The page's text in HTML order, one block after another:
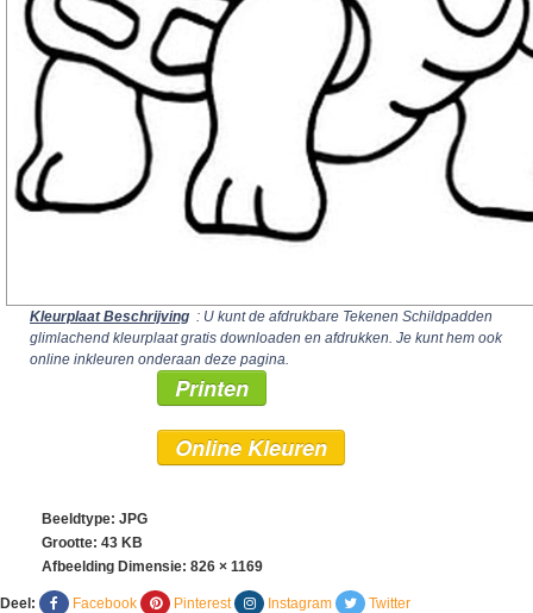
Kleurplaat Beschrijving : U kunt de afdrukbare Tekenen Schildpadden
glimlachend kleurplaat gratis downloaden en afdrukken. Je kunt hem ook
online inkleuren onderaan deze pagina.
Printen
Online Kleuren
Beeldtype: JPG
Grootte: 43 KB
Afbeelding Dimensie: 826 × 1169
Deel: Facebook Pinterest Instagram Twitter